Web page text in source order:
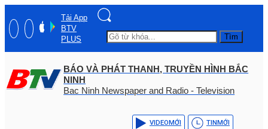
Tải App
BTV
PLUS
Tìm
BÁO VÀ PHÁT THANH, TRUYỀN HÌNH BẮC
NINH
Bac Ninh Newspaper and Radio - Television
VIDEOMỚI TINMỚI